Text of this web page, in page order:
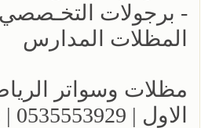
- برجولات
المظلات المدارس
مظلات وسواتر